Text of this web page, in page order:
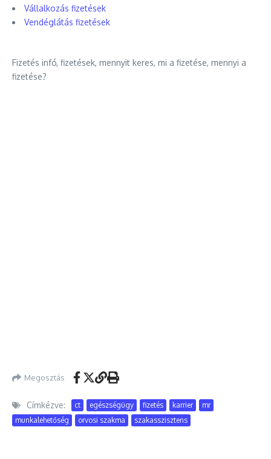
Vállalkozás fizetések
Vendéglátás fizetések
Fizetés infó, fizetések, mennyit keres, mi a fizetése, mennyi a
fizetése?
Megosztás
Címkézve: ct egészségügy fizetés karrier
mr
munkalehetőség
orvosi szakma szakasszisztens